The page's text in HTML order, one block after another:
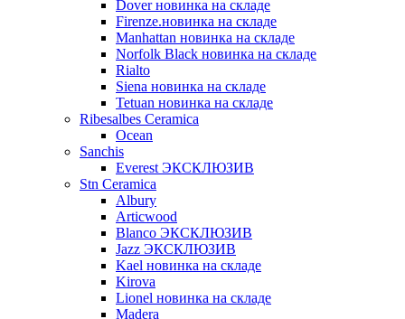
Dover новинка на складе
Firenze.новинка на складе
Manhattan новинка на складе
Norfolk Black новинка на складе
Rialto
Siena новинка на складе
Tetuan новинка на складе
Ribesalbes Ceramica
Ocean
Sanchis
Everest ЭКСКЛЮЗИВ
Stn Ceramica
Albury
Articwood
Blanco ЭКСКЛЮЗИВ
Jazz ЭКСКЛЮЗИВ
Kael новинка на складе
Kirova
Lionel новинка на складе
Madera